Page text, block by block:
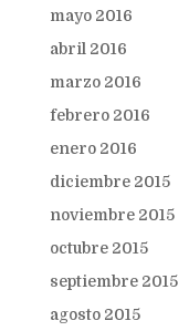
mayo 2016
abril 2016
marzo 2016
febrero 2016
enero 2016
diciembre 2015
noviembre 2015
octubre 2015
septiembre 2015
agosto 2015